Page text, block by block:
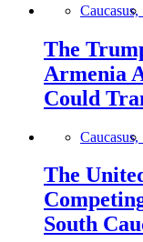
Caucasus,
The
Armenia
Could
Caucasus,
The
South